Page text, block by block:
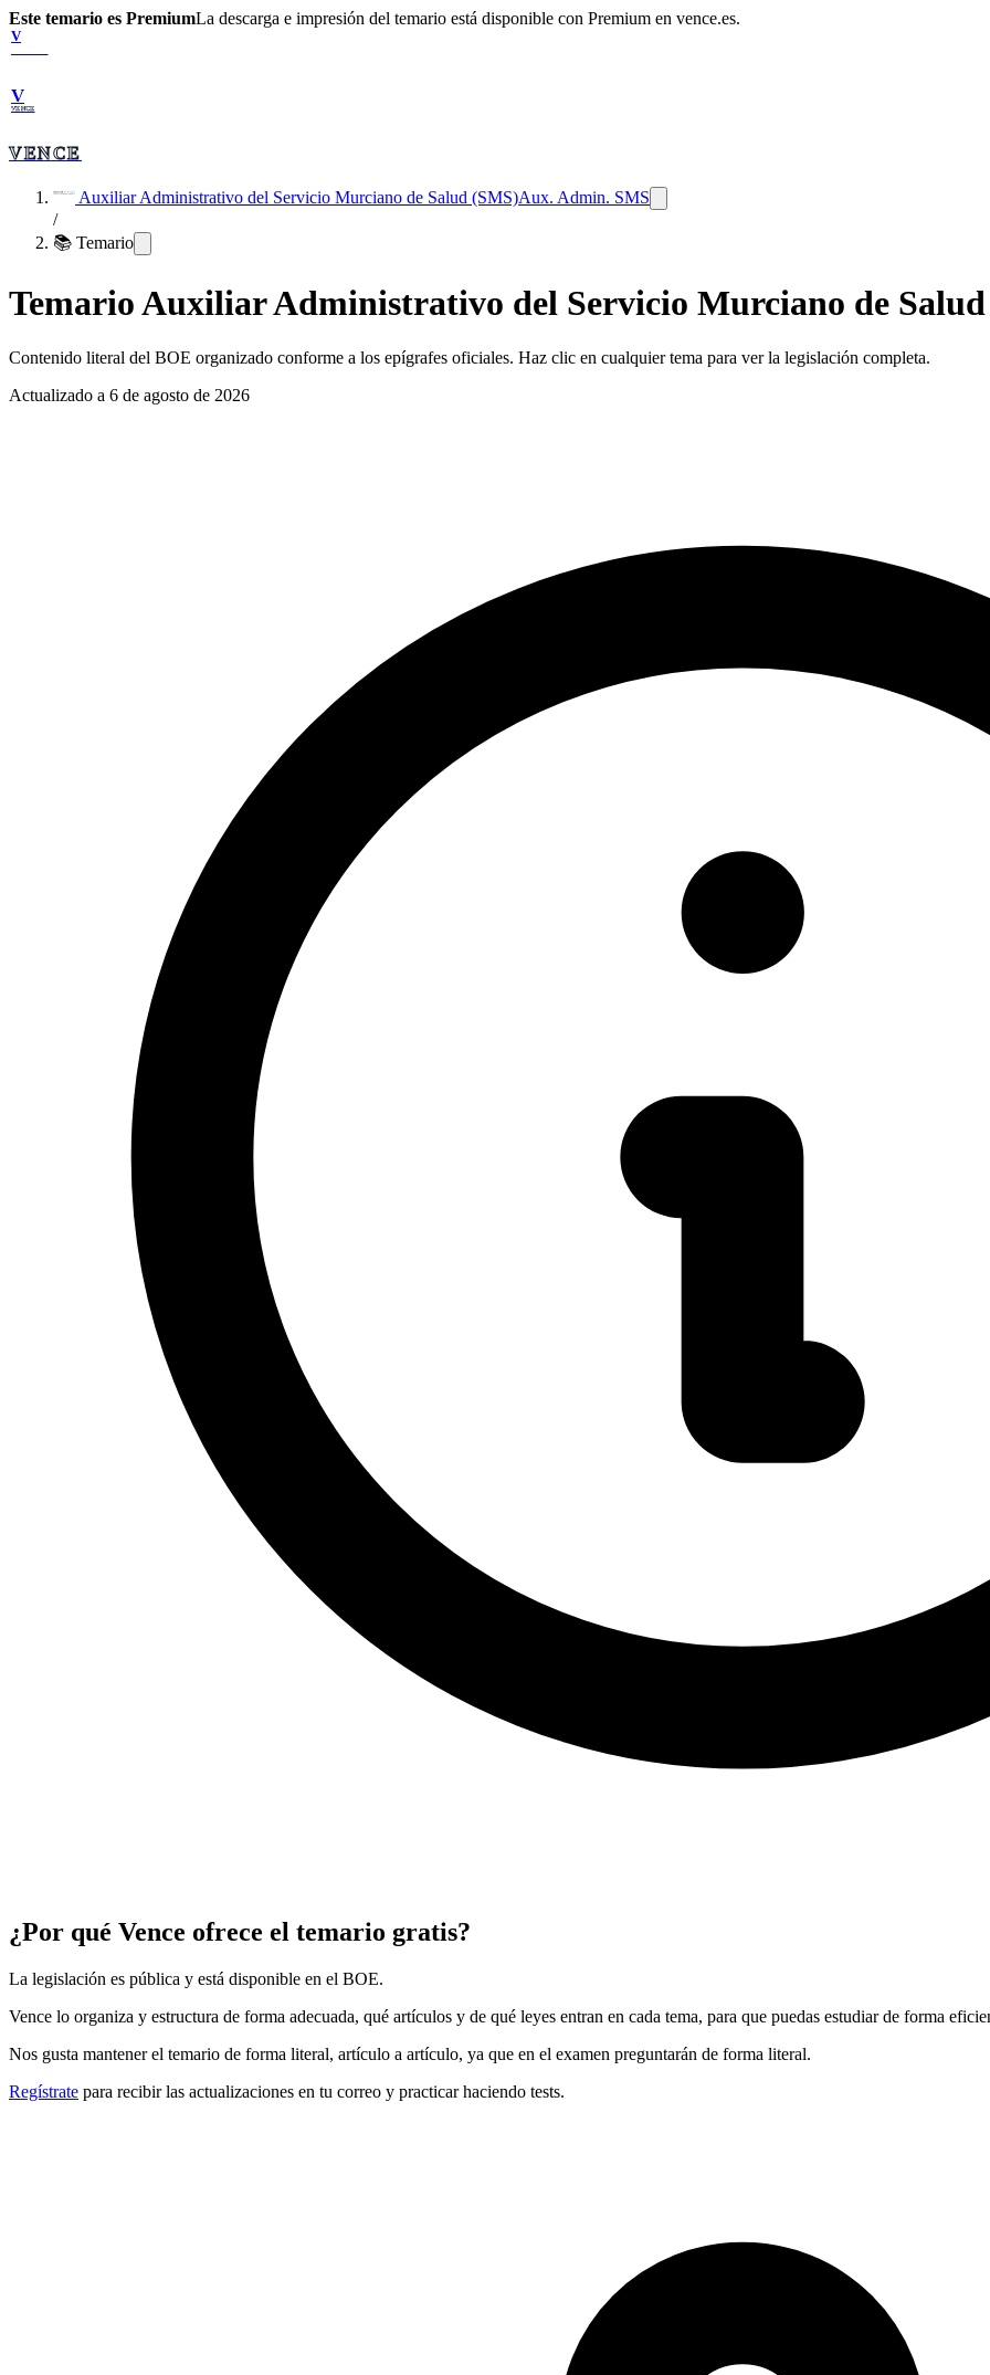
Este temario es PremiumLa descarga e impresión del temario está disponible con Premium en vence.es.
V
V
VENCE
VENCE
Auxiliar Administrativo del Servicio Murciano de Salud (SMS)Aux. Admin. SMS
/
📚 Temario
TemarioAuxiliar Administrativo del Servicio Murciano de Salud
Contenido literal del BOE organizado conforme a los epígrafes oficiales. Haz clic en cualquier tema para ver la legislación completa.
Actualizado a 6 de agosto de 2026
¿Por qué Vence ofrece el temario gratis?
La legislación es pública y está disponible en el BOE.
Vence lo organiza y estructura de forma adecuada, qué artículos y de qué leyes entran en cada tema, para que puedas estudiar de forma
Nos gusta mantener el temario de forma literal, artículo a artículo, ya que en el examen preguntarán de forma literal.
Regístrate para recibir las actualizaciones en tu correo y practicar haciendo tests.